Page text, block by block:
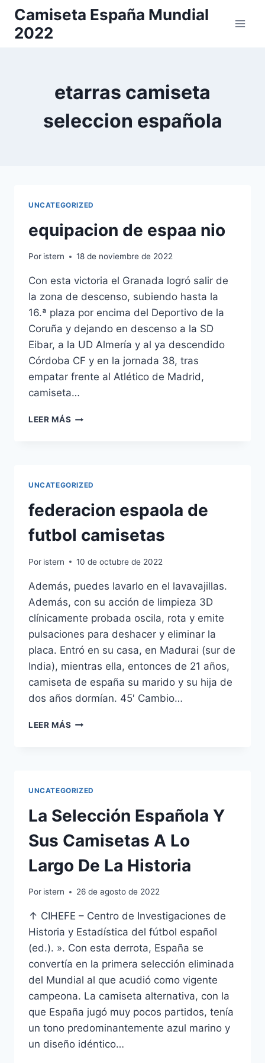
Saltar
contenido
Camiseta España Mundial
2022
etarras camiseta
seleccion española
UNCATEGORIZED
equipacion de espaa nio
Por istern 18 de noviembre de 2022
Con esta victoria el Granada logró salir de
la zona de descenso, subiendo hasta la
16.ª plaza por encima del Deportivo de la
Coruña y dejando en descenso a la SD
Eibar, a la UD Almería y al ya descendido
Córdoba CF y en la jornada 38, tras
empatar frente al Atlético de Madrid,
camiseta…
LEER MÁS EQUIPACION
UNCATEGORIZED
federacion espaola de
futbol camisetas
Por istern 10 de octubre de 2022
Además, puedes lavarlo en el lavavajillas.
Además, con su acción de limpieza 3D
clínicamente probada oscila, rota y emite
pulsaciones para deshacer y eliminar la
placa. Entró en su casa, en Madurai (sur de
India), mientras ella, entonces de 21 años,
camiseta de españa su marido y su hija de
dos años dormían. 45′ Cambio…
LEER MÁS FEDERACION
UNCATEGORIZED
La Selección Española Y
Sus Camisetas A Lo
Largo De La Historia
Por istern 26 de agosto de 2022
↑ CIHEFE – Centro de Investigaciones de
Historia y Estadística del fútbol español
(ed.). ». Con esta derrota, España se
convertía en la primera selección eliminada
del Mundial al que acudió como vigente
campeona. La camiseta alternativa, con la
que España jugó muy pocos partidos, tenía
un tono predominantemente azul marino y
un diseño idéntico…